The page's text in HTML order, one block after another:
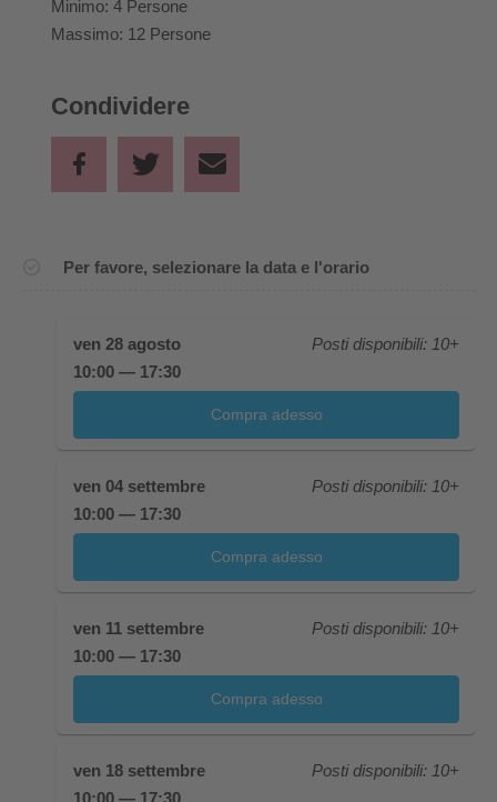
Minimo: 4 Persone
Massimo: 12 Persone
Condividere